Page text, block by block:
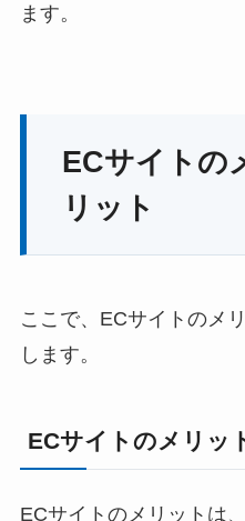
ます。
ECサイトの
リット
ここで、ECサイトのメ
します。
ECサイトのメリッ
ECサイトのメリットは、